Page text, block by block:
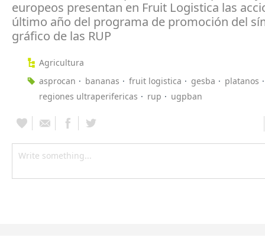
europeos presentan en Fruit Logistica las
último año del programa de promoción del
gráfico de las RUP
Agricultura
asprocan
bananas fruit logistica gesba
platanos
regiones ultraperifericas
rup ugpban